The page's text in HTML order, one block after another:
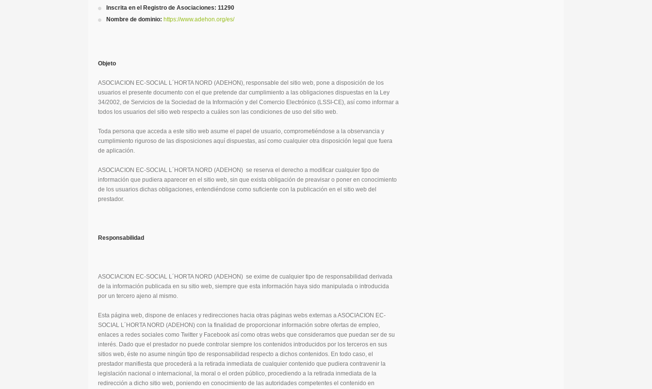
Inscrita en el Registro de Asociaciones: 11290
Nombre de dominio: https://www.adehon.org/es/
Objeto
ASOCIACION EC-SOCIAL L´HORTA NORD (ADEHON), responsable del sitio web, pone a disposición de los
usuarios el presente documento con el que pretende dar cumplimiento a las obligaciones dispuestas en la Ley
34/2002, de Servicios de la Sociedad de la Información y del Comercio Electrónico (LSSI-CE), así como informar a
todos los usuarios del sitio web respecto a cuáles son las condiciones de uso del sitio web.
Toda persona que acceda a este sitio web asume el papel de usuario, comprometiéndose a la observancia y
cumplimiento riguroso de las disposiciones aquí dispuestas, así como cualquier otra disposición legal que fuera
de aplicación.
ASOCIACION EC-SOCIAL L´HORTA NORD (ADEHON) se reserva el derecho a modificar cualquier tipo de
información que pudiera aparecer en el sitio web, sin que exista obligación de preavisar o poner en conocimiento
de los usuarios dichas obligaciones, entendiéndose como suficiente con la publicación en el sitio web del
prestador.
Responsabilidad
ASOCIACION EC-SOCIAL L´HORTA NORD (ADEHON) se exime de cualquier tipo de responsabilidad derivada
de la información publicada en su sitio web, siempre que esta información haya sido manipulada o introducida
por un tercero ajeno al mismo.
Esta página web, dispone de enlaces y redirecciones hacia otras páginas webs externas a ASOCIACION EC-
SOCIAL L´HORTA NORD (ADEHON) con la finalidad de proporcionar información sobre ofertas de empleo,
enlaces a redes sociales como Twitter y Facebook así como otras webs que consideramos que puedan ser de su
interés. Dado que el prestador no puede controlar siempre los contenidos introducidos por los terceros en sus
sitios web, éste no asume ningún tipo de responsabilidad respecto a dichos contenidos. En todo caso, el
prestador manifiesta que procederá a la retirada inmediata de cualquier contenido que pudiera contravenir la
legislación nacional o internacional, la moral o el orden público, procediendo a la retirada inmediata de la
redirección a dicho sitio web, poniendo en conocimiento de las autoridades competentes el contenido en